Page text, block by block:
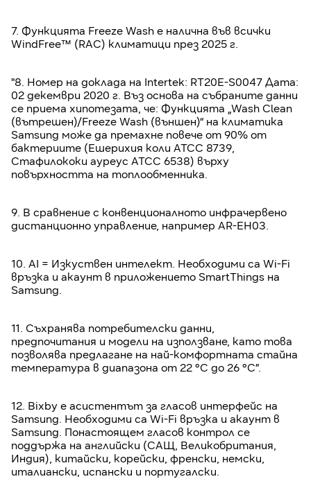
7. Функцията Freeze Wash е налична във всички
WindFree™ (RAC) климатици през 2025 г.
"8. Номер на доклада на Intertek: RT20E-S0047 Дата:
02 декември 2020 г. Въз основа на събраните данни
се приема хипотезата, че: Функцията „Wash Clean
(вътрешен)/Freeze Wash (външен)“ на климатика
Samsung може да премахне повече от 90% от
бактериите (Ешерихия коли ATCC 8739,
Стафилококи ауреус ATCC 6538) върху
повърхността на топлообменника.
9. В сравнение с конвенционалното инфрачервено
дистанционно управление, например AR-EH03.
10. AI = Изкуствен интелект. Необходими са Wi-Fi
връзка и акаунт в приложението SmartThings на
Samsung.
11. Съхранява потребителски данни,
предпочитания и модели на използване, като това
позволява предлагане на най-комфортната стайна
температура в диапазона от 22 °C до 26 °C”.
12. Bixby е асистентът за гласов интерфейс на
Samsung. Необходими са Wi-Fi връзка и акаунт в
Samsung. Понастоящем гласов контрол се
поддържа на английски (САЩ, Великобритания,
Индия), китайски, корейски, френски, немски,
италиански, испански и португалски.